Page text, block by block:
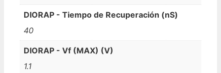
DIORAP - Tiempo de Recuperación (nS)
40
DIORAP - Vf (MAX) (V)
1.1